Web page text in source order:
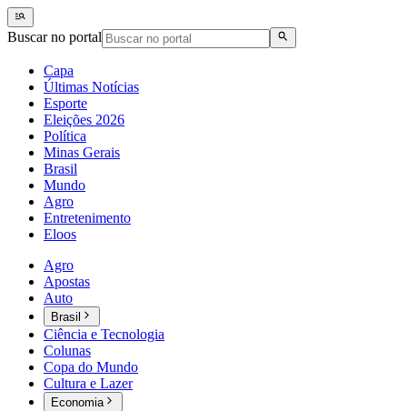
Buscar no portal
Capa
Últimas Notícias
Esporte
Eleições 2026
Política
Minas Gerais
Brasil
Mundo
Agro
Entretenimento
Eloos
Agro
Apostas
Auto
Brasil
Ciência e Tecnologia
Colunas
Copa do Mundo
Cultura e Lazer
Economia